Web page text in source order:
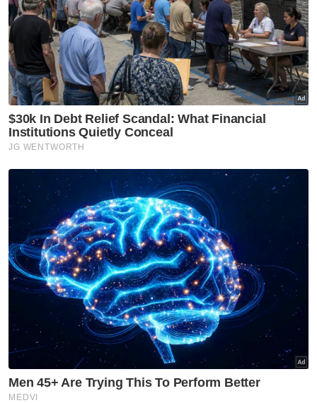
Sheikh Umar
Onn Hafiz
Tidak Faham Mekanisme
Dakwaan
Artikel Disyorkan
Politik
Nurul Izzah fokus pengajian
lanjutan, kekal sebagai
anggota PKR
Politik